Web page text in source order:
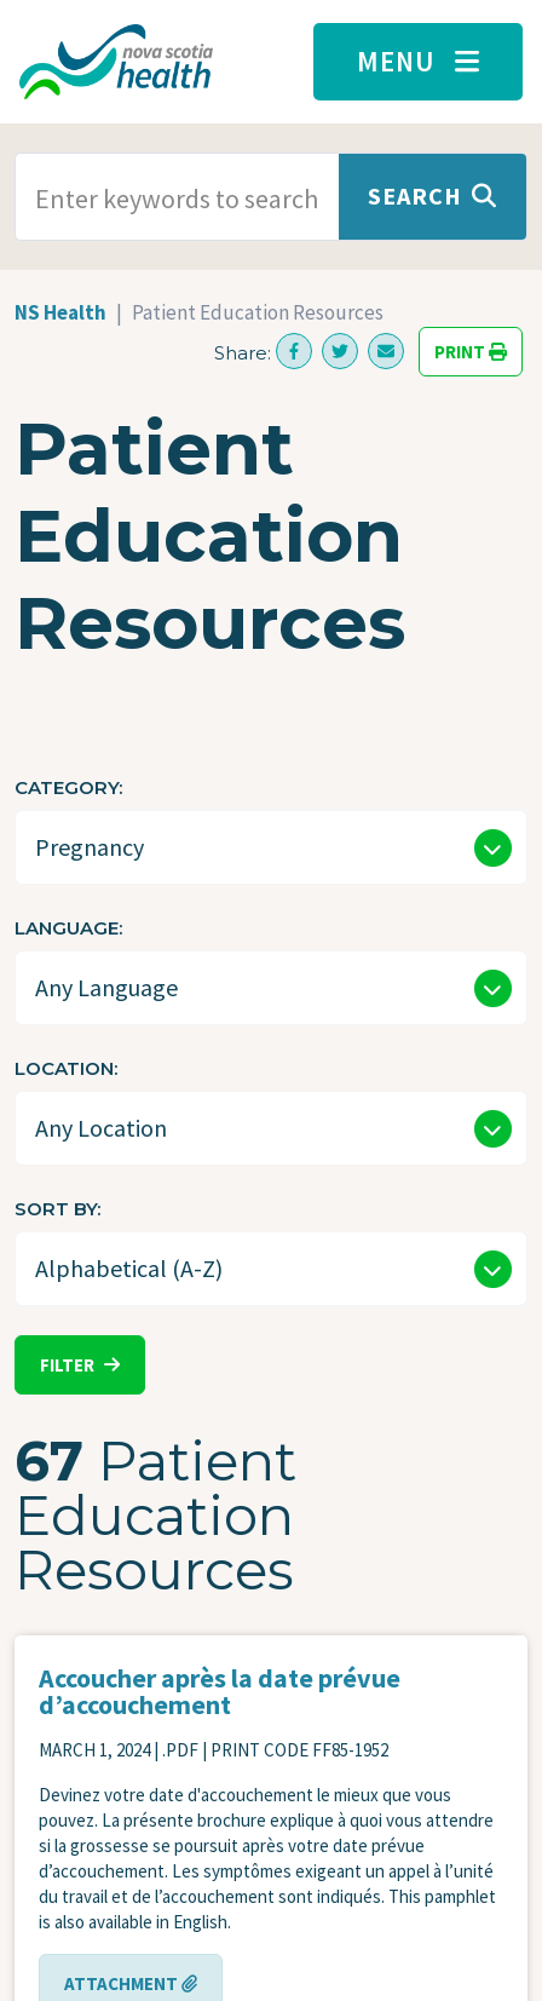
Skip to main content
MENU
SEARCH
NS Health Patient Education Resources
Share: PRINT
Patient
Education
Resources
CATEGORY
LANGUAGE
LOCATION
SORT BY
FILTER
67 Patient
Education
Resources
Accoucher après la date prévue
d’accouchement
MARCH 1, 2024 | .PDF | PRINT CODE FF85-1952
Devinez votre date d'accouchement le mieux que vous
pouvez. La présente brochure explique à quoi vous attendre
si la grossesse se poursuit après votre date prévue
d’accouchement. Les symptômes exigeant un appel à l’unité
du travail et de l’accouchement sont indiqués. This pamphlet
is also available in English.
ATTACHMENT